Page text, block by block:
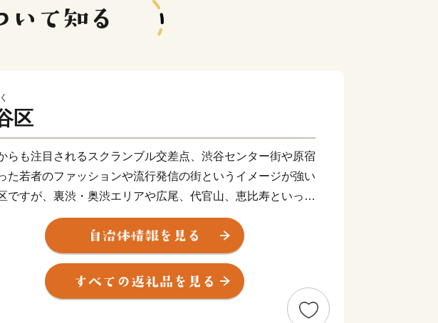
区
らも注目されるスクランブル交差点、渋谷センター街や原宿
た若者のファッションや流行発信の街というイメージが強い
ですが、裏渋・奥渋エリアや広尾、代官山、恵比寿といった
雰囲気が漂う街や、笹塚・幡ヶ谷・初台地区等の人情味が漂
緑に囲まれて文化・歴史を感じる代々木・千駄ヶ谷地区な
々な魅力にあふれています。
100年に一度とも言われる渋谷駅周辺のまちづくりも現在進
に、いつの時代も文化の発信地である渋谷区の魅力を体験・